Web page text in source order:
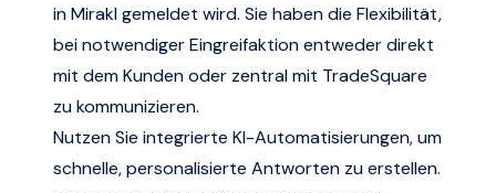
in Mirakl gemeldet wird. Sie haben die Flexibilität,
bei notwendiger Eingreifaktion entweder direkt
mit dem Kunden oder zentral mit TradeSquare
zu kommunizieren.
Nutzen Sie integrierte KI-Automatisierungen, um
schnelle, personalisierte Antworten zu erstellen.